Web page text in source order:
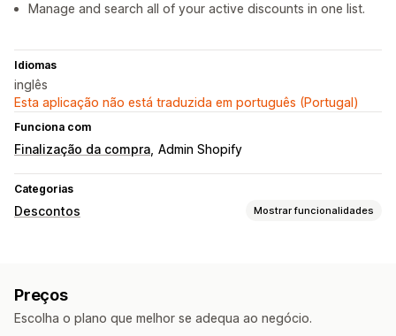
Manage and search all of your active discounts in one list.
Idiomas
inglês
Esta aplicação não está traduzida em português (Portugal)
Funciona com
Finalização da compra Admin Shopify
Categorias
Descontos Mostrar funcionalidades
Gestão de descontos
Preços
Escolha o plano que melhor se adequa ao negócio.